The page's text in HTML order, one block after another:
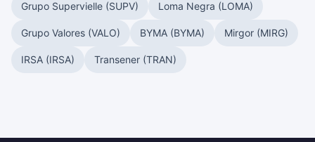
Grupo Supervielle (SUPV) Loma Negra (LOMA)
Grupo Valores (VALO) BYMA (BYMA) Mirgor (MIRG)
IRSA (IRSA) Transener (TRAN)